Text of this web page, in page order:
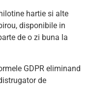
hartie si alte
disponibile in
de o zi buna la
GDPR eliminand
de